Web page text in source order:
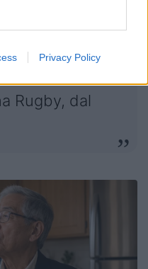
Privacy Policy
a
e di tutto il
Rugby, dal